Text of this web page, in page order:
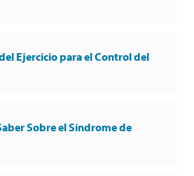
Ejercicio para el Control del
Sobre el Síndrome de